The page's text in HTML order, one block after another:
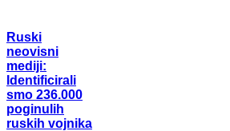
Ruski
neovisni
mediji:
Identificirali
smo 236.000
poginulih
ruskih vojnika